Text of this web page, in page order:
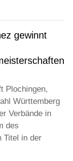
gewinnt
Plochingen,
Württemberg
Verbände in
des
Titel in der